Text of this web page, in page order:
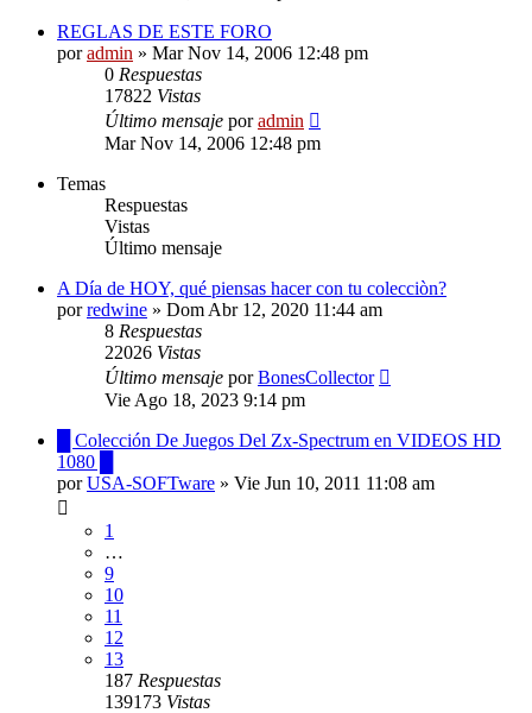
REGLAS DE ESTE FORO
poradmin » Mar Nov 14, 2006 12:48 pm
0 Respuestas
17822 Vistas
Último mensaje poradmin
Mar Nov 14, 2006 12:48 pm
Temas
Respuestas
Vistas
Último mensaje
A Día de HOY, qué piensas hacer con tu colecciòn?
porredwine » Dom Abr 12, 2020 11:44 am
8 Respuestas
22026 Vistas
Último mensaje porBonesCollector
Vie Ago 18, 2023 9:14 pm
█ Colección De Juegos Del Zx-Spectrum en VIDEOS HD
1080 █
porUSA-SOFTware » Vie Jun 10, 2011 11:08 am
1
…
9
10
11
12
13
187 Respuestas
139173 Vistas